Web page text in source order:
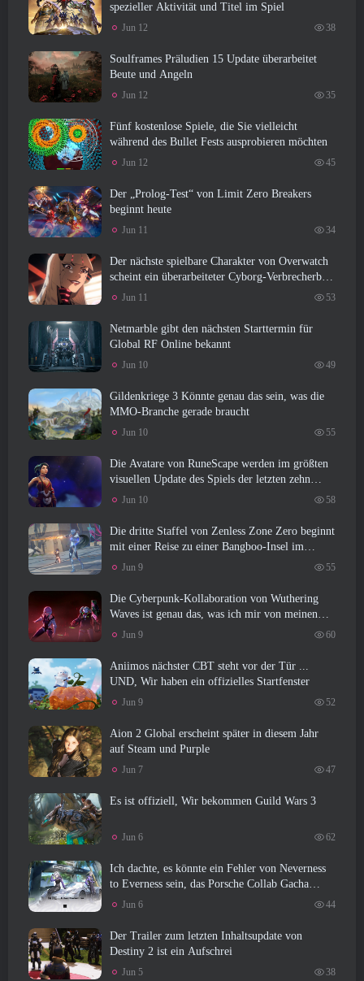
spezieller Aktivität und Titel im Spiel
Jun 12 38
Soulframes Präludien 15 Update überarbeitet
Beute und Angeln
Jun 12 35
Fünf kostenlose Spiele, die Sie vielleicht
während des Bullet Fests ausprobieren möchten
Jun 12 45
Der „Prolog-Test“ von Limit Zero Breakers
beginnt heute
Jun 11 34
Der nächste spielbare Charakter von Overwatch
scheint ein überarbeiteter Cyborg-Verbrecherboss
zu sein
Jun 11 53
Netmarble gibt den nächsten Starttermin für
Global RF Online bekannt
Jun 10 49
Gildenkriege 3 Könnte genau das sein, was die
MMO-Branche gerade braucht
Jun 10 55
Die Avatare von RuneScape werden im größten
visuellen Update des Spiels der letzten zehn
Jahre überarbeitet
Jun 10 58
Die dritte Staffel von Zenless Zone Zero beginnt
mit einer Reise zu einer Bangboo-Insel im
Himmel, Und zur Steam-Plattform
Jun 9 55
Die Cyberpunk-Kollaboration von Wuthering
Waves ist genau das, was ich mir von meinen
Videospiel-Crossover-Events erwarte
Jun 9 60
Aniimos nächster CBT steht vor der Tür ...
UND, Wir haben ein offizielles Startfenster
Jun 9 52
Aion 2 Global erscheint später in diesem Jahr
auf Steam und Purple
Jun 7 47
Es ist offiziell, Wir bekommen Guild Wars 3
Jun 6 62
Ich dachte, es könnte ein Fehler von Neverness
to Everness sein, das Porsche Collab Gacha
Event so früh zu veranstalten, Aber ich habe
Jun 6 44
Der Trailer zum letzten Inhaltsupdate von
Destiny 2 ist ein Aufschrei
Jun 5 38